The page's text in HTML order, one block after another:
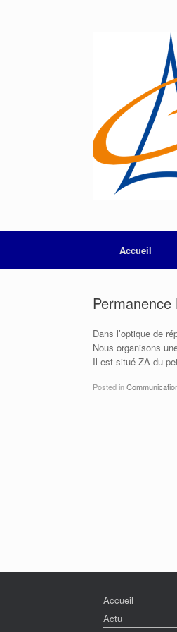
Accueil
Permanence
Dans l’optique de
Nous organisons
Il est situé ZA du
Posted in
Accueil
Actu